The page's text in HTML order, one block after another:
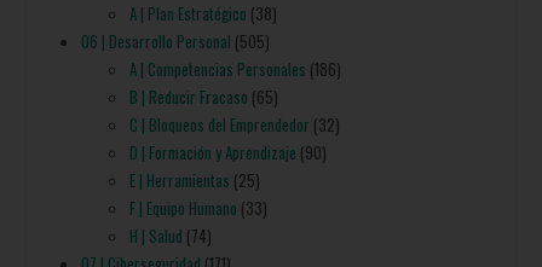
A | Plan Estratégico (38)
06 | Desarrollo Personal (505)
A | Competencias Personales (186)
B | Reducir Fracaso (65)
C | Bloqueos del Emprendedor (32)
D | Formación y Aprendizaje (90)
E | Herramientas (25)
F | Equipo Humano (33)
H | Salud (74)